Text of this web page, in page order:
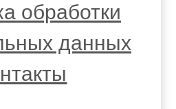
обработки
данных